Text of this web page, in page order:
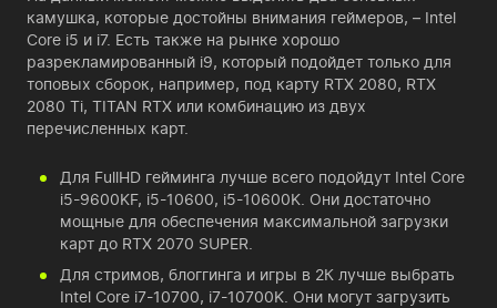
камушка, которые достойны внимания геймеров, – Intel
Core i5 и i7. Есть также на рынке хорошо
разрекламированный i9, который подойдет только для
топовых сборок, например, под карту RTX 2080, RTX
2080 Ti, TITAN RTX или комбинацию из двух
перечисленных карт.
Для FullHD гейминга лучше всего подойдут Intel Core
i5-9600KF, i5-10600, i5-10600K. Они достаточно
мощные для обеспечения максимальной загрузки
карт до RTX 2070 SUPER.
Для стримов, блоггинга и игры в 2К лучше выбрать
Intel Core i7-10700, i7-10700K. Они могут загрузить